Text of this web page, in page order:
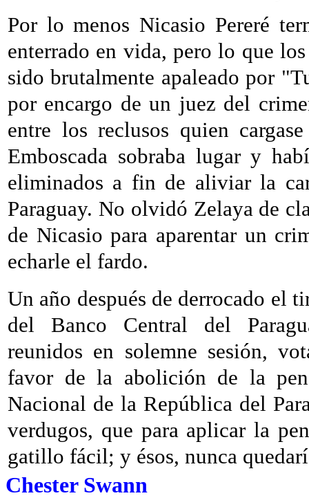
Por lo menos Nicasio Pereré
enterrado en vida, pero lo que
sido brutalmente apaleado por
por encargo de un juez del
entre los reclusos quien
Emboscada sobraba lugar y
eliminados a fin de aliviar la
Paraguay. No olvidó Zelaya de
de Nicasio para aparentar un
echarle el fardo.
Un año después de derrocado el
del Banco Central del
reunidos en solemne sesión,
favor de la abolición de la
Nacional de la República del
verdugos, que para aplicar la
gatillo fácil; y ésos, nunca
Chester Swann